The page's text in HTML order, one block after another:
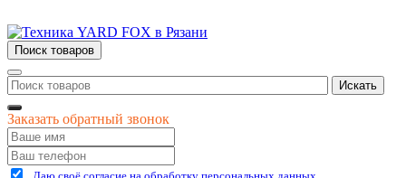
Поиск товаров
Искать
Заказать обратный звонок